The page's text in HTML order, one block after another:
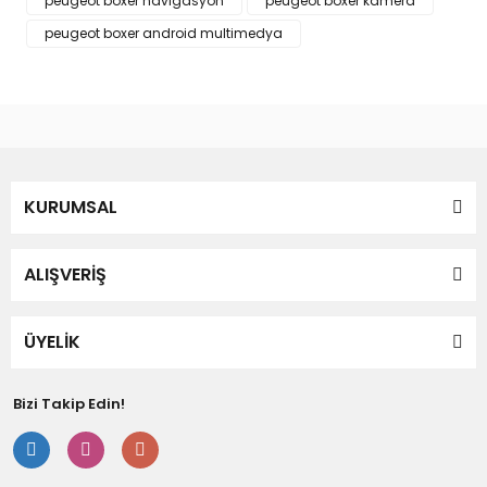
Bu ürüne benzer farklı alternatifler olmalı.
peugeot boxer android multimedya
KURUMSAL
ALIŞVERİŞ
ÜYELİK
Bizi Takip Edin!